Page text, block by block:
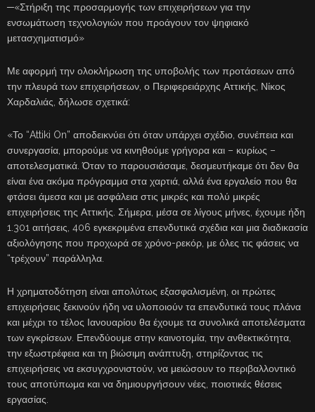
─«Στήριξη της προσαρμογής των επιχειρήσεων για την
ενσωμάτωση τεχνολογιών που προάγουν τον ψηφιακό
μετασχηματισμό»
Με αφορμή την ολοκλήρωση της υποβολής των προτάσεων από
την πλευρά των επιχειρήσεων, ο Περιφερειάρχης Αττικής, Νίκος
Χαρδαλιάς, δήλωσε σχετικά:
«Το “Attiki On” αποδεικνύει ότι όταν υπάρχει σχέδιο, συνέπεια και
συνεργασία, μπορούμε να κινηθούμε γρήγορα και – κυρίως –
αποτελεσματικά. Όταν το παρουσιάσαμε, δεσμευτήκαμε ότι δεν θα
είναι ένα ακόμα πρόγραμμα στα χαρτιά, αλλά ένα εργαλείο που θα
φτάσει άμεσα και με ασφάλεια στις μικρές και πολύ μικρές
επιχειρήσεις της Αττικής. Σήμερα, μέσα σε λίγους μήνες, έχουμε ήδη
1.301 αιτήσεις, 406 εγκεκριμένα επενδυτικά σχέδια και μια διαδικασία
αξιολόγησης που προχωρά σε χρόνο-ρεκόρ, με όλες τις φάσεις να
“τρέχουν” παράλληλα.
Η χρηματοδότηση είναι απολύτως εξασφαλισμένη, οι πρώτες
επιχειρήσεις ξεκινούν ήδη να υλοποιούν τα επενδυτικά τους πλάνα
και μέχρι το τέλος Ιανουαρίου θα έχουμε τα συνολικά αποτελέσματα
των εγκρίσεων. Επενδύουμε στην καινοτομία, την ανθεκτικότητα,
την εξωστρέφεια και τη βιώσιμη ανάπτυξη, στηρίζοντας τις
επιχειρήσεις να εκσυγχρονιστούν, να μειώσουν το περιβαλλοντικό
τους αποτύπωμα και να δημιουργήσουν νέες, ποιοτικές θέσεις
εργασίας.